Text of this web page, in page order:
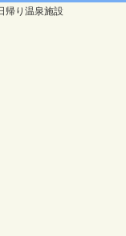
帰り温泉施設